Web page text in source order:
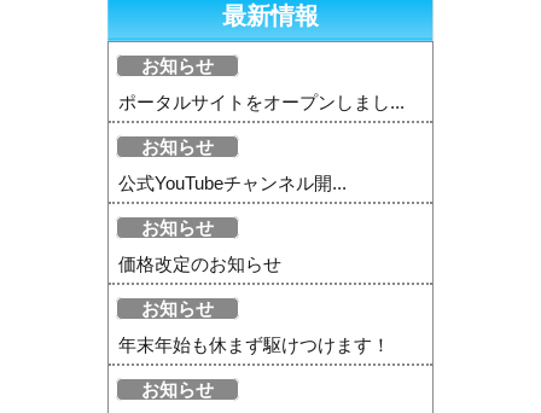
最新情報
お知らせ
ポータルサイトをオープンしまし...
お知らせ
公式YouTubeチャンネル開...
お知らせ
価格改定のお知らせ
お知らせ
年末年始も休まず駆けつけます！
お知らせ